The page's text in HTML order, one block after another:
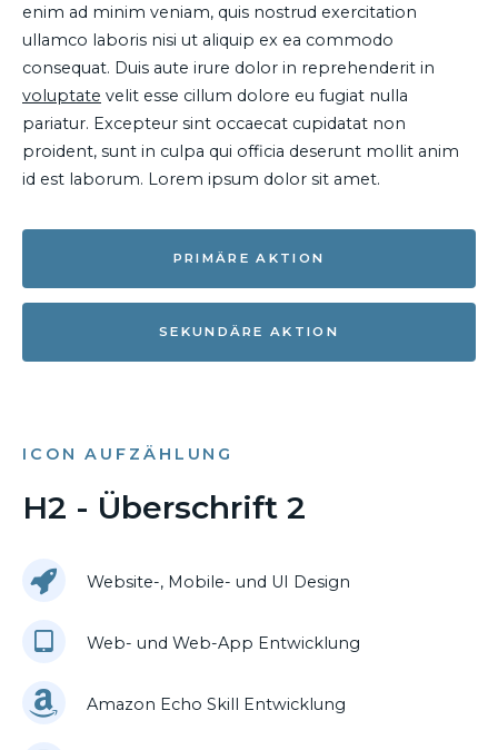
enim ad minim veniam, quis nostrud exercitation
ullamco laboris nisi ut aliquip ex ea commodo
consequat. Duis aute irure dolor in reprehenderit in
voluptate velit esse cillum dolore eu fugiat nulla
pariatur. Excepteur sint occaecat cupidatat non
proident, sunt in culpa qui officia deserunt mollit anim
id est laborum. Lorem ipsum dolor sit amet.
PRIMÄRE AKTION
SEKUNDÄRE AKTION
ICON AUFZÄHLUNG
H2 - Überschrift 2
Website-, Mobile- und UI Design
Web- und Web-App Entwicklung
Amazon Echo Skill Entwicklung